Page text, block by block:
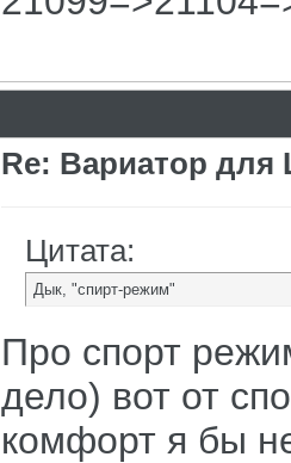
Re: Вариатор для
Цитата:
Дык, "спирт-режим"
Про спорт
дело) вот от
комфорт я бы